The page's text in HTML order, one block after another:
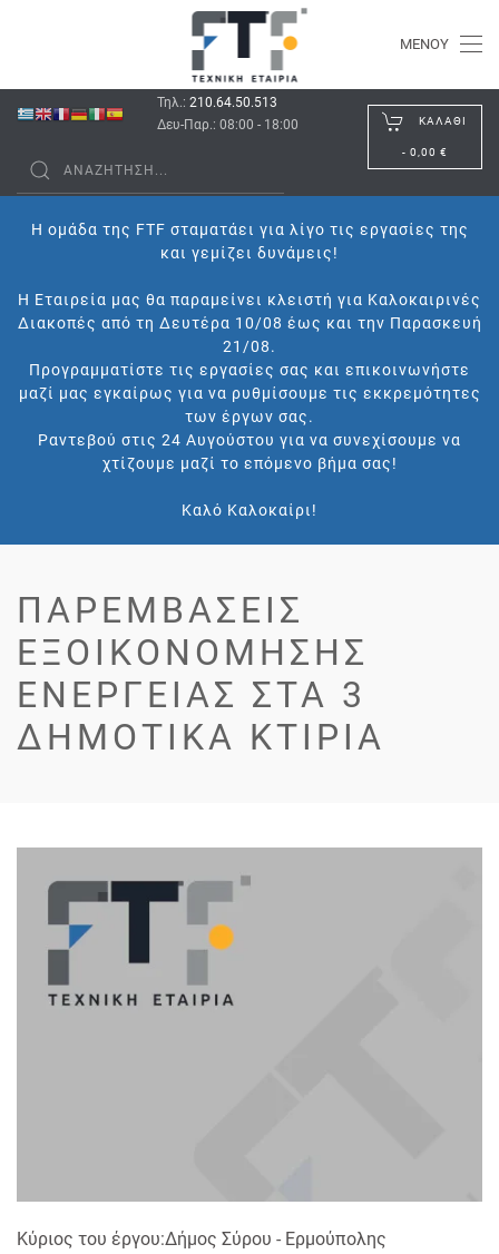
ΜΕΝΟΎ
Τηλ.: 210.64.50.513
Δευ-Παρ.: 08:00 - 18:00
ΚΑΛΆΘΙ
- 0,00 €
Η ομάδα της FTF σταματάει για λίγο τις εργασίες της
και γεμίζει δυνάμεις!
Η Εταιρεία μας θα παραμείνει κλειστή για Καλοκαιρινές
Διακοπές από τη Δευτέρα 10/08 έως και την Παρασκευή
21/08.
Προγραμματίστε τις εργασίες σας και επικοινωνήστε
μαζί μας εγκαίρως για να ρυθμίσουμε τις εκκρεμότητες
των έργων σας.
Ραντεβού στις 24 Αυγούστου για να συνεχίσουμε να
χτίζουμε μαζί το επόμενο βήμα σας!
Καλό Καλοκαίρι!
ΠΑΡΕΜΒΆΣΕΙΣ
ΕΞΟΙΚΟΝΌΜΗΣΗΣ
ΕΝΈΡΓΕΙΑΣ ΣΤΑ 3
ΔΗΜΟΤΙΚΆ ΚΤΊΡΙΑ
Κύριος του έργου:Δήμος Σύρου - Ερμούπολης